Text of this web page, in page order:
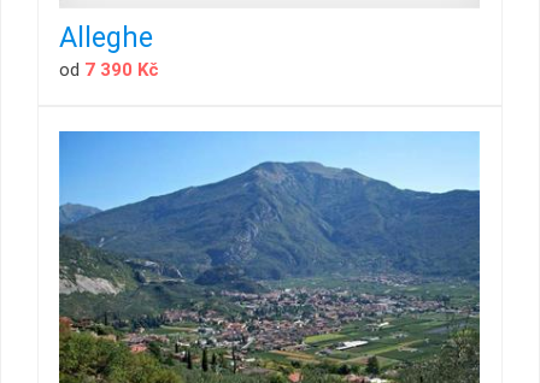
Alleghe
od 7 390 Kč